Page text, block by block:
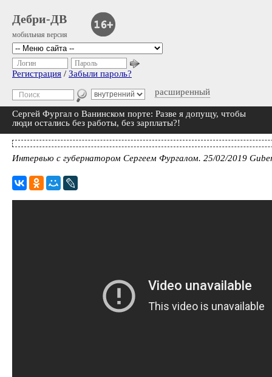
Дебри-ДВ
мобильная версия
расширенный
Логин Пароль
Регистрация / Забыли пароль?
Сергей Фургал о Ванинском порте: Разве я допущу, чтобы
люди остались без работы, без зарплаты?!
Интервью с губернатором Сергеем Фургалом. 25/02/2019